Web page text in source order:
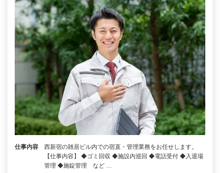
仕事内容
西新宿の雑居ビル内での宿直・管理業務をお任せします。
【仕事内容】 ◆ゴミ回収 ◆施設内巡回 ◆電話受付 ◆入退場
管理 ◆施錠管理 など …